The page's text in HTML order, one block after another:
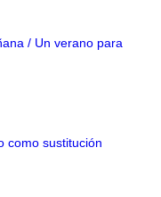
/ Un verano para
como sustitución